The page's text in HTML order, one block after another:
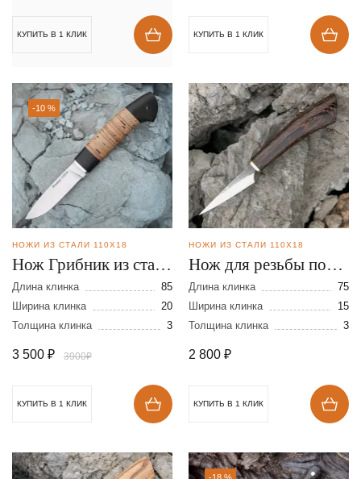
КУПИТЬ В 1 КЛИК КУПИТЬ В 1 КЛИК
-10 %
НОЖИ ИЗ СТАЛИ 110Х18
Нож Грибник из стали
110Х18
Длина клинка
85
Ширина клинка
20
Толщина клинка
3
3 500 ₽ 3900₽
КУПИТЬ В 1 КЛИК
НОЖИ ИЗ СТАЛИ 110Х18
Нож для резьбы по
дереву из стали
110Х18
Длина клинка
75
Ширина клинка
15
Толщина клинка
3
2 800 ₽
КУПИТЬ В 1 КЛИК
-18 %